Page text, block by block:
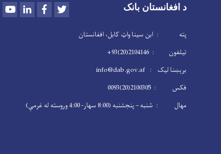
د افغانستان بانک YoutubeLinkedInFacebook
پته : ابن سینا واټ کابل، افغانستان
تیلفون : 2104146(20)93+
برېښنا لیک : info@dab.gov.af
فکس : 2100305(20)0093
مهال : شنبه – پنجشنبه (8:00 سهار- 4:00 وروسته له غرمې)